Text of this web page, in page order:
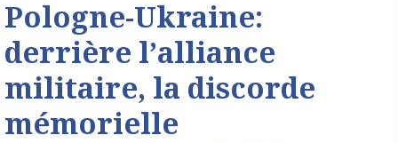
Pologne-Ukraine:
derrière l’alliance
militaire, la discorde
mémorielle